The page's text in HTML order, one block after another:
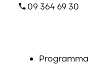
09 364 69 30
Programma